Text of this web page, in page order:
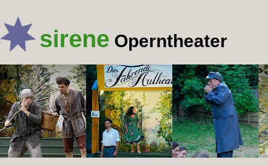
sirene Operntheater